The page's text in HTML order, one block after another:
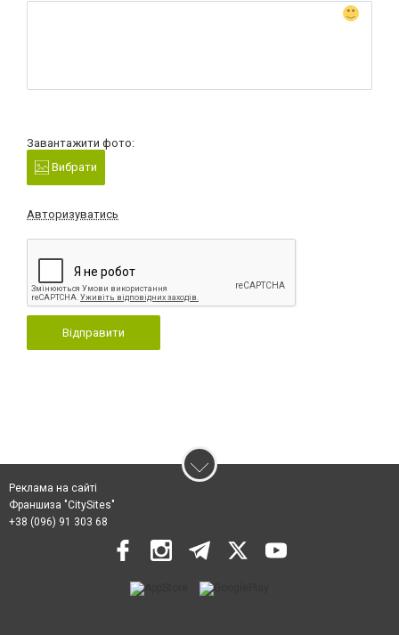
Завантажити фото:
Вибрати
Авторизуватись
Відправити
Реклама на сайті
Франшиза "CitySites"
+38 (096) 91 303 68